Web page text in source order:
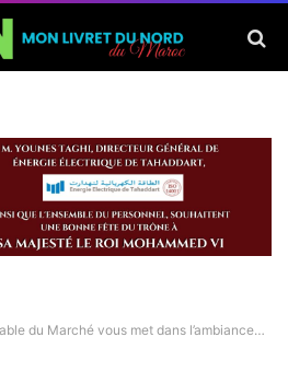
du Marché vous met dans l’ambiance et vous propose une soirée huîtres